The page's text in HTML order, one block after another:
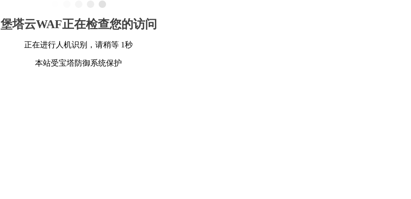
堡塔云WAF正在检查您的访问
正在进行人机识别，请稍等 1秒
本站受宝塔防御系统保护